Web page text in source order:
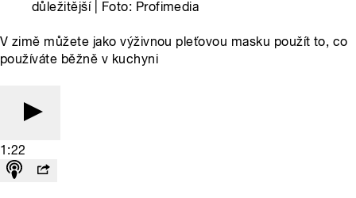
důležitější | Foto: Profimedia
V zimě můžete jako výživnou pleťovou masku použít to, co
používáte běžně v kuchyni
1:22